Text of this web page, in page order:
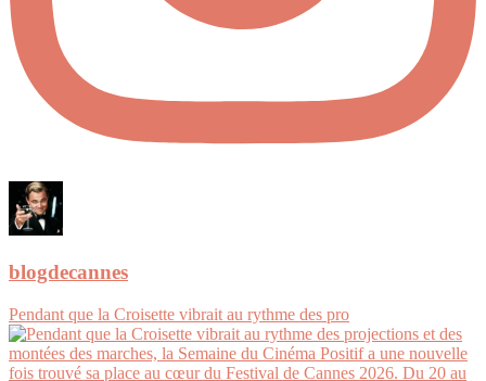
blogdecannes
Pendant que la Croisette vibrait au rythme des pro